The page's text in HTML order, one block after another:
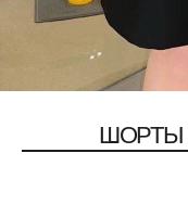
ШОРТЫ